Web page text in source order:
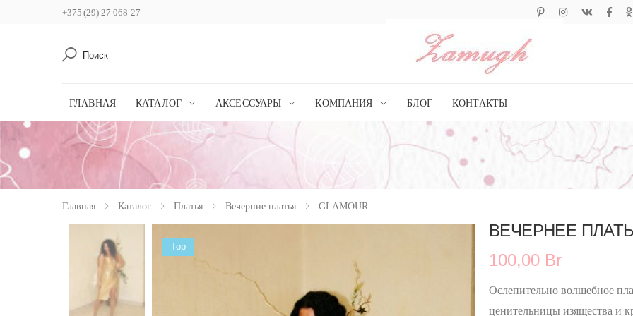
+375 (29) 27-068-27
ГЛАВНАЯ КАТАЛОГ АКСЕССУАРЫ КОМПАНИЯ БЛОГ КОНТАКТЫ
Главная Каталог Платья Вечерние платья GLAMOUR
Top
ВЕЧЕРНЕЕ
100,00 Br
Ослепительно волшебное
ценительницы изящества и